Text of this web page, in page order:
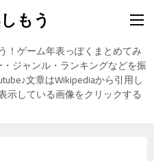
もう
！ゲーム年表っぽくまとめてみ
ジャンル・ランキングなどを振
文章はWikipediaから引用し
示している画像をクリックする